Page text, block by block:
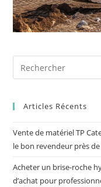
Articles Récents
Vente de matériel TP
le bon revendeur près de
Acheter un brise-roche
d’achat pour